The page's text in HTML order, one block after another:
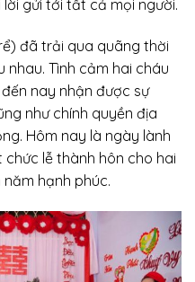
gửi tới tất cả mọi người.
đã trải qua quãng thời
nhau. Tình cảm hai cháu
nay nhận được sự
như chính quyền địa
Hôm nay là ngày lành
lễ thành hôn cho hai
hạnh phúc.